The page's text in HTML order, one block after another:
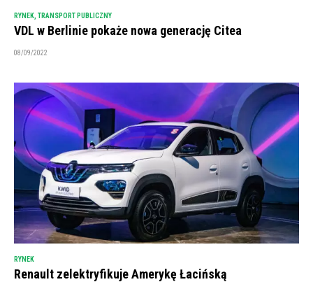
RYNEK, TRANSPORT PUBLICZNY
VDL w Berlinie pokaże nowa generację Citea
08/09/2022
RYNEK
Renault zelektryfikuje Amerykę Łacińską